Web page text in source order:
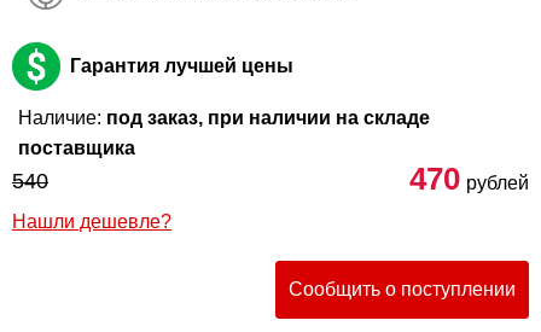
Гарантия лучшей цены
Наличие: под заказ, при наличии на складе
поставщика
540 470 рублей
Нашли дешевле?
Сообщить о поступлении